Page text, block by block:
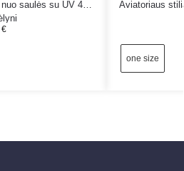
saulės su UV 400
€
Aviatoriaus
one size